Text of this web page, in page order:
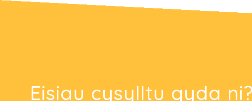
Eisiau cysylltu gyda